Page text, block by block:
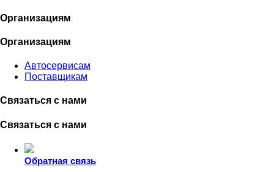
Организациям
Организациям
Автосервисам
Поставщикам
Связаться с нами
Связаться с нами
Обратная связь